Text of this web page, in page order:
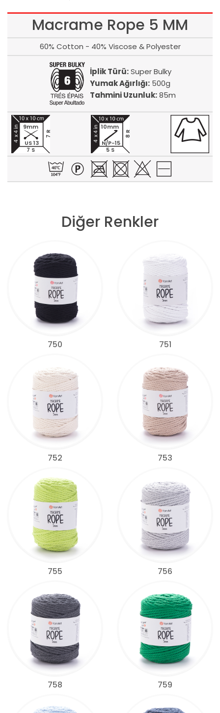
Macrame Rope 5 MM
60% Cotton - 40% Viscose & Polyester
İplik Türü:Super Bulky
Yumak Ağırlığı:500g
Tahmini Uzunluk:85m
7 S
7 R
9mm
US 13
5 S
8 R
10mm
N/P-15
Diğer Renkler
750 751
752 753
755 756
758 759